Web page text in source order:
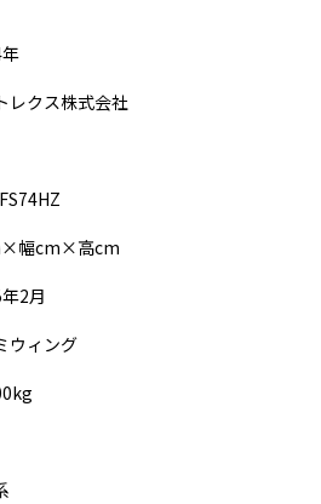
レクス株式会社
幅cm×高cm
2月
ウィング